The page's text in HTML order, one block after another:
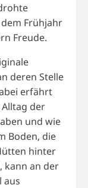
Frühjahr
Freude.
deren Stelle
erfährt
der
und wie
Boden, die
hinter
kann an der
aus